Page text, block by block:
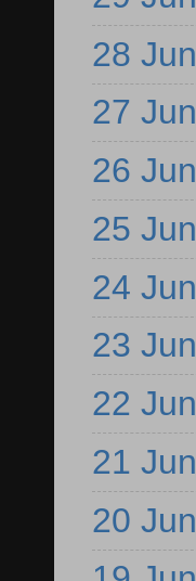
28 Jun
27 Jun
26 Jun
25 Jun
24 Jun
23 Jun
22 Jun
21 Jun
20 Jun